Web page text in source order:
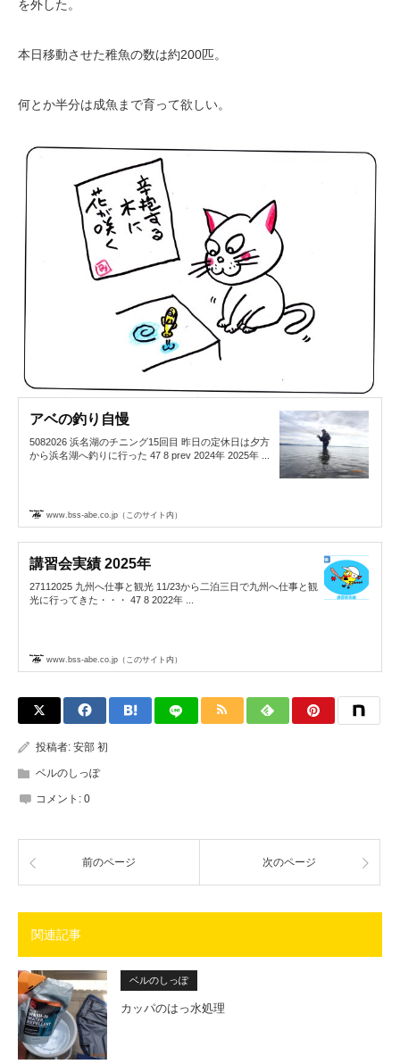
を外した。
本日移動させた稚魚の数は約200匹。
何とか半分は成魚まで育って欲しい。
アベの釣り自慢
5082026 浜名湖のチニング15回目 昨日の定休日は夕方
から浜名湖へ釣りに行った 47 8 prev 2024年 2025年 ...
www.bss-abe.co.jp（このサイト内）
講習会実績 2025年
27112025 九州へ仕事と観光 11/23から二泊三日で九州へ仕事と観
光に行ってきた・・・ 47 8 2022年 ...
www.bss-abe.co.jp（このサイト内）
投稿者: 安部 初
ベルのしっぽ
コメント: 0
前のページ 次のページ
関連記事
ベルのしっぽ
カッパのはっ水処理